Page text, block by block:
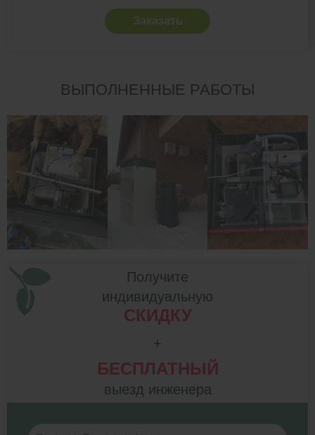
Заказать
ВЫПОЛНЕННЫЕ РАБОТЫ
Получите
индивидуальную
СКИДКУ
+
БЕСПЛАТНЫЙ
выезд инженера